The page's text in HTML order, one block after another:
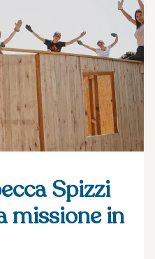
Spizzi
missione in